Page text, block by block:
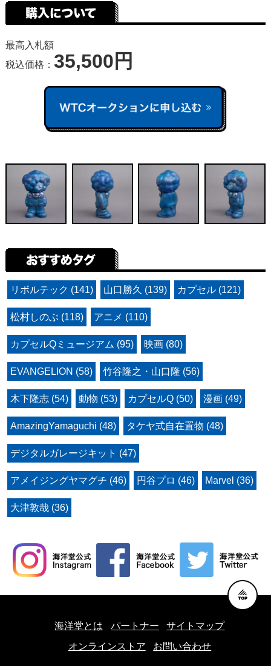
最高入札額
税込価格： 35,500円
リボルテック (141) 山口勝久 (139) カプセル (121)
松村しのぶ (118) アニメ (110)
カプセルQミュージアム (95) 映画 (80)
EVANGELION (58) 竹谷隆之・山口隆 (56)
木下隆志 (54) 動物 (53) カプセルQ (50) 漫画 (49)
AmazingYamaguchi (48) タケヤ式自在置物 (48)
デジタルガレージキット (47)
アメイジングヤマグチ (46) 円谷プロ (46) Marvel (36)
大津敦哉 (36)
海洋堂とは パートナー
サイトマップ
オンラインストア
お問い合わせ